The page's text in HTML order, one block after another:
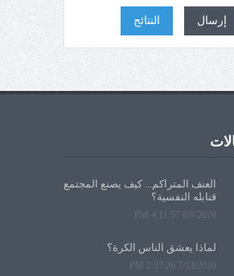
إرسال النتائج
العنف المتراكم... كيف يصنع المجتمع
قنابله النفسية؟
8/9/2026 4:11:57 PM
لماذا يعشق الناس الكرة؟
7/13/2026 2:27:26 PM